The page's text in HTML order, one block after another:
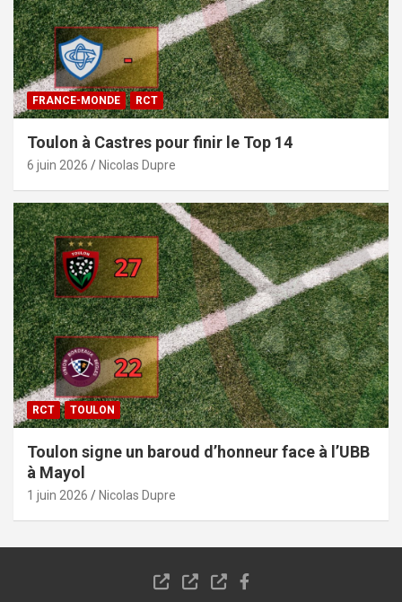
FRANCE-MONDE RCT
Toulon à Castres pour finir le Top 14
6 juin 2026 Nicolas Dupre
RCT TOULON
Toulon signe un baroud d’honneur face à l’UBB
à Mayol
1 juin 2026 Nicolas Dupre